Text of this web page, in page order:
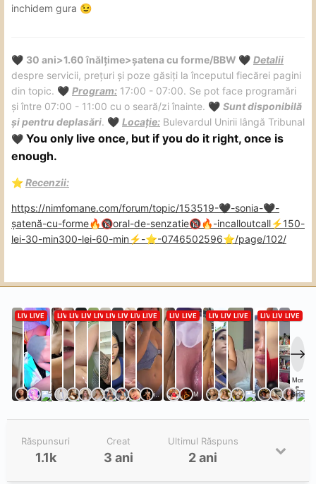
inchidem gura 😉
🖤 30 ani>1.60 înălțime>șatena cu forme/BBW 🖤 Detalii
despre servicii, prețuri și poze găsiți la începutul fiecărei pagini
din topic. 🖤 Program: 17:00 - 07:00. Se pot face programări
și între 07:00 - 11:00 cu o seară/zi înainte. 🖤 Sunt disponibilă
și pentru deplasări. 🖤 Locație: Bulevardul Unirii lângă Tribunal
🖤 You only live once, but if you do it right, once is
enough.
⭐Recenzii:
https://nimfomane.com/forum/topic/153519-🖤-sonia-🖤-
șatenă-cu-forme🔥🔞oral-de-senzatie🔞🔥-incalloutcall⚡️150-
lei-30-min300-lei-60-min ⚡️-⭐️-0746502596⭐️/page/102/
Răspunsuri
1.1k
Creat
3 ani
Ultimul Răspuns
2 ani